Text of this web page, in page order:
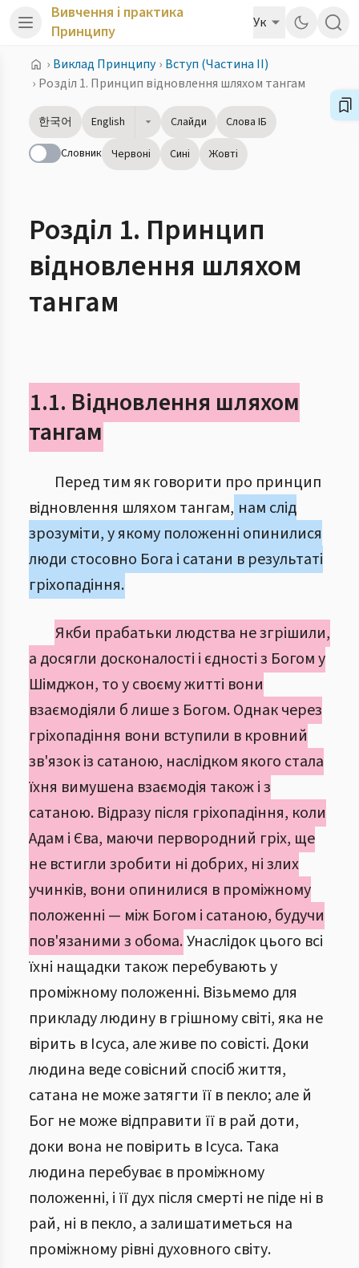
Вивчення і практика
Принципу
Ук
› Виклад Принципу › Вступ (Частина ІІ)
› Розділ 1. Принцип відновлення шляхом тангам
한국어 English Слайди
Слова ІБ
Словник Червоні Сині Жовті
Розділ 1. Принцип
відновлення шляхом
тангам
1.1. Відновлення шляхом
тангам
Перед тим як говорити про принцип
відновлення шляхом тангам, нам слід
зрозуміти, у якому положенні опинилися
люди стосовно Бога і сатани в результаті
гріхопадіння.
Якби прабатьки людства не згрішили,
а досягли досконалості і єдності з Богом у
Шімджон, то у своєму житті вони
взаємодіяли б лише з Богом. Однак через
гріхопадіння вони вступили в кровний
зв'язок із сатаною, наслідком якого стала
їхня вимушена взаємодія також і з
сатаною. Відразу після гріхопадіння, коли
Адам і Єва, маючи первородний гріх, ще
не встигли зробити ні добрих, ні злих
учинків, вони опинилися в проміжному
положенні — між Богом і сатаною, будучи
пов'язаними з обома.Унаслідок цього всі
їхні нащадки також перебувають у
проміжному положенні. Візьмемо для
прикладу людину в грішному світі, яка не
вірить в Ісуса, але живе по совісті. Доки
людина веде совісний спосіб життя,
сатана не може затягти її в пекло; але й
Бог не може відправити її в рай доти,
доки вона не повірить в Ісуса. Така
людина перебуває в проміжному
положенні, і її дух після смерті не піде ні в
рай, ні в пекло, а залишатиметься на
проміжному рівні духовного світу.